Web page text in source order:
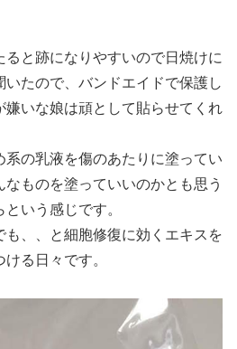
と跡になりやすいので日焼けに
たので、バンドエイドで保護し
嫌いな娘は頑として貼らせてくれ
の乳液を傷のあたりに塗ってい
なものを塗っていいのかとも思う
いう感じです。
、、と細胞修復に効くエキスを
る日々です。